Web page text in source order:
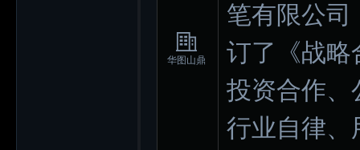
华图山鼎
笔有限公司
订了《战略
投资合作、
行业自律、